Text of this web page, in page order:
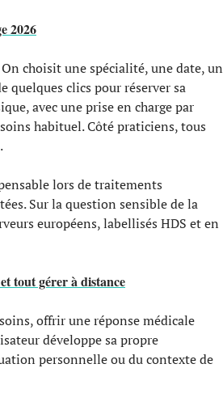
2026
choisit une spécialité, une date, un
clics pour réserver sa
avec une prise en charge par
habituel. Côté praticiens, tous
lors de traitements
Sur la question sensible de la
européens, labellisés HDS et en
tout gérer à distance
offrir une réponse médicale
développe sa propre
personnelle ou du contexte de